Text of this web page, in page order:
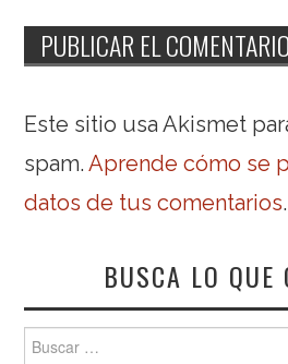
Este sitio usa Akismet
spam.Aprende cómo se
datos de tus comentarios.
BUSCA LO QUE
Buscar: